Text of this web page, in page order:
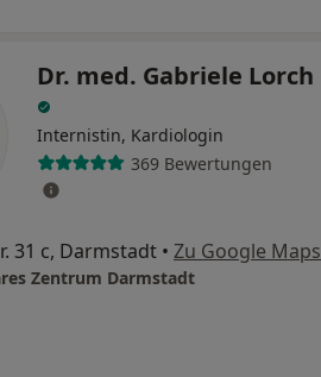
Dr. med. Gabriele Lorch
Internistin, Kardiologin
369 Bewertungen
31 c, Darmstadt • Zu Google Maps
Zentrum Darmstadt